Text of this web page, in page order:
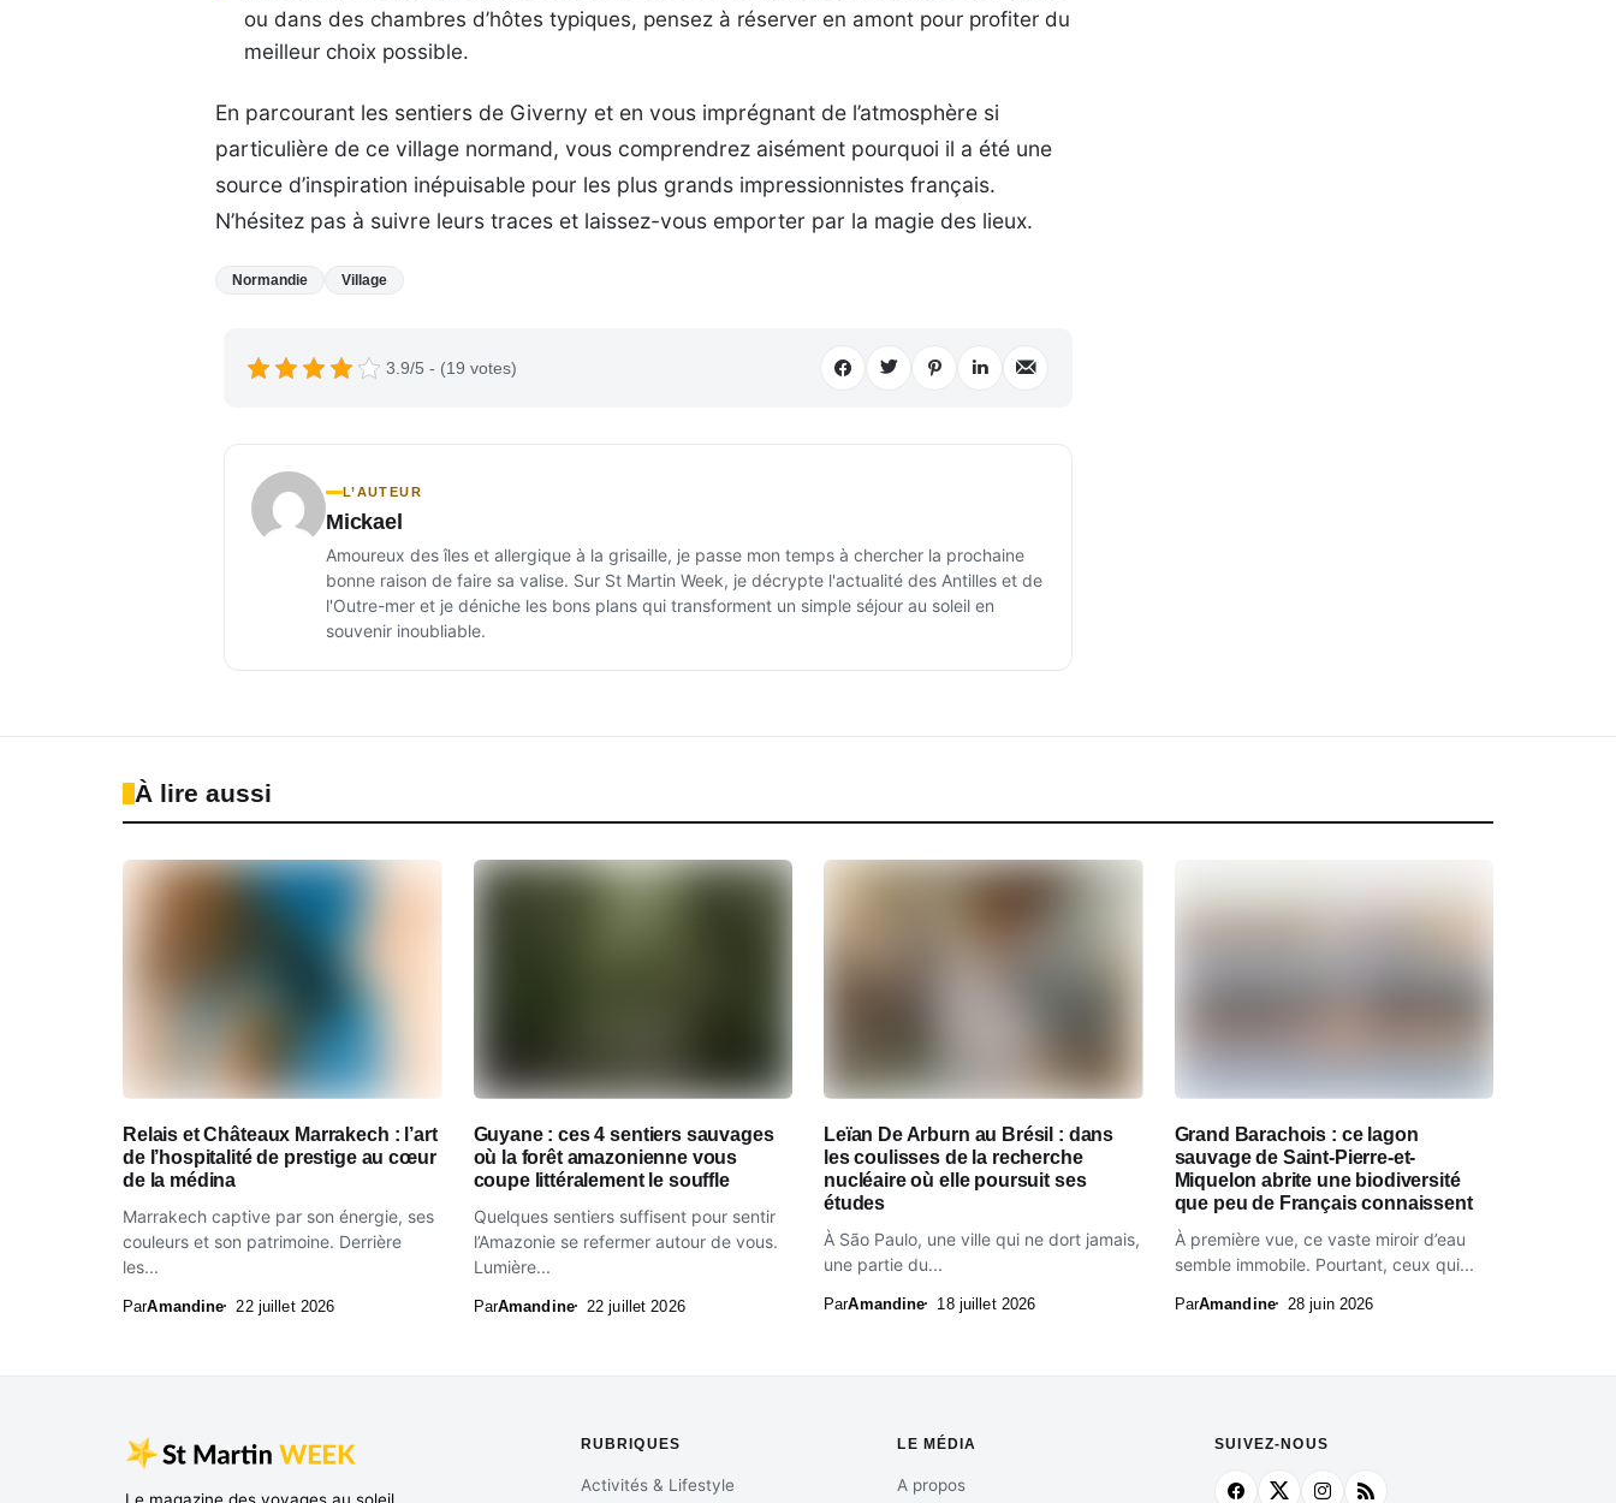
ou dans des chambres d’hôtes typiques, pensez à réserver en amont pour profiter du
meilleur choix possible.
En parcourant les sentiers de Giverny et en vous imprégnant de l’atmosphère si
particulière de ce village normand, vous comprendrez aisément pourquoi il a été une
source d’inspiration inépuisable pour les plus grands impressionnistes français.
N’hésitez pas à suivre leurs traces et laissez-vous emporter par la magie des lieux.
Normandie Village
3.9/5 - (19 votes)
L’AUTEUR
Mickael
Amoureux des îles et allergique à la grisaille, je passe mon temps à chercher la prochaine
bonne raison de faire sa valise. Sur St Martin Week, je décrypte l'actualité des Antilles et de
l'Outre-mer et je déniche les bons plans qui transforment un simple séjour au soleil en
souvenir inoubliable.
À lire aussi
Relais et Châteaux Marrakech : l’art
de l’hospitalité de prestige au cœur
de la médina
Marrakech captive par son énergie, ses
couleurs et son patrimoine. Derrière
les...
ParAmandine 22 juillet 2026
Guyane : ces 4 sentiers sauvages
où la forêt amazonienne vous
coupe littéralement le souffle
Quelques sentiers suffisent pour sentir
l’Amazonie se refermer autour de vous.
Lumière...
ParAmandine 22 juillet 2026
Leïan De Arburn au Brésil : dans
les coulisses de la recherche
nucléaire où elle poursuit ses
études
À São Paulo, une ville qui ne dort jamais,
une partie du...
ParAmandine 18 juillet 2026
Grand Barachois : ce lagon
sauvage de Saint-Pierre-et-
Miquelon abrite une biodiversité
que peu de Français connaissent
À première vue, ce vaste miroir d’eau
semble immobile. Pourtant, ceux qui...
ParAmandine 28 juin 2026
Le magazine des voyages au soleil
RUBRIQUES
Activités & Lifestyle
LE MÉDIA
A propos
SUIVEZ-NOUS